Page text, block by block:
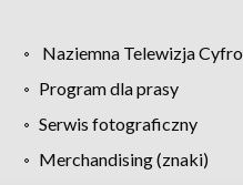
Naziemna Telewizja
Program dla prasy
Serwis fotograficzny
Merchandising (znaki)